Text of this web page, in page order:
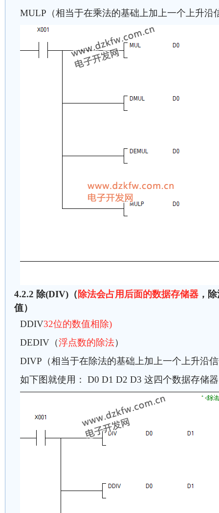
MULP（相当于在乘法的基础上加上一个上升沿
4.2.2 除(DIV)（ 除法会占用后面的数据存储器 ，
值）
DDIV32位的数值相除)
DEDIV（浮点数的除法）
DIVP（相当于在除法的基础上加上一个上升沿
如下图就使用： D0 D1 D2 D3 这四个数据存储器